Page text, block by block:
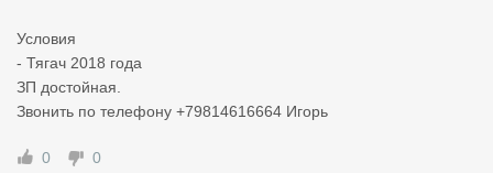
Условия
- Тягач 2018 года
ЗП достойная.
Звонить по телефону +79814616664 Игорь
0 0